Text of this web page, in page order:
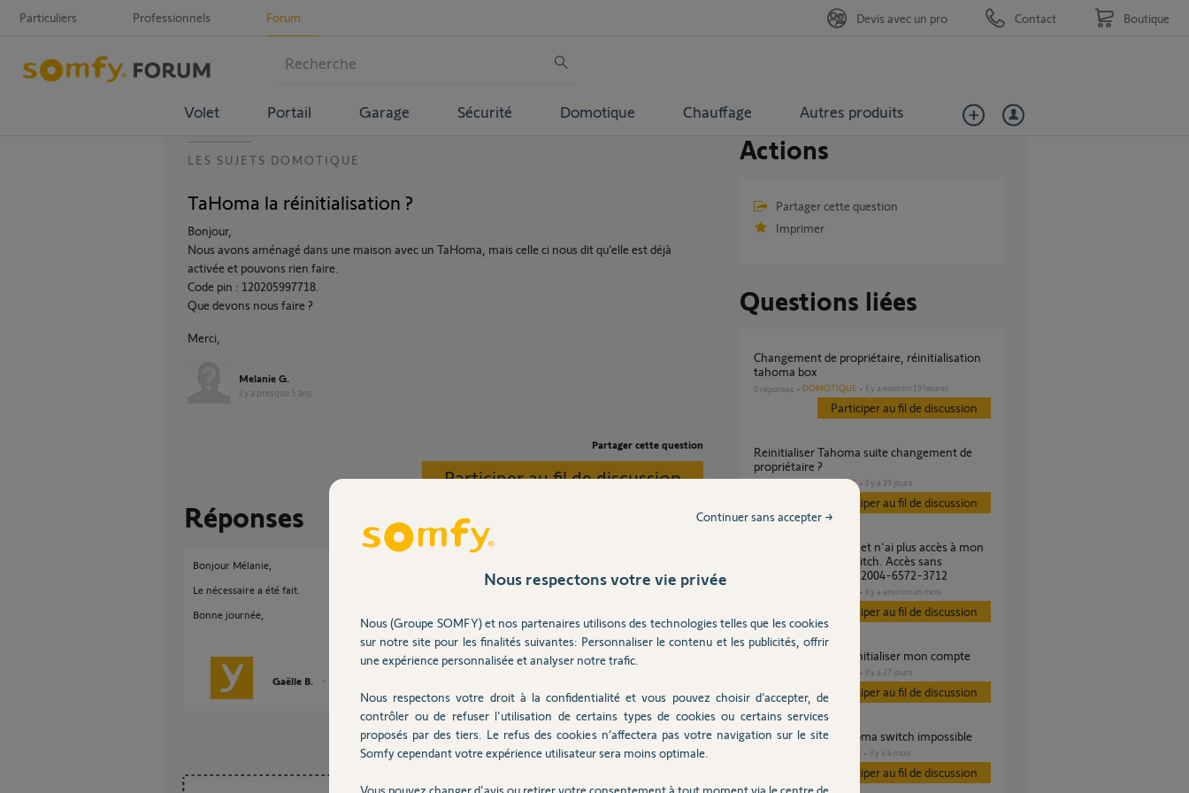
Particuliers Professionnels Forum
Volet Portail Garage Sécurité Domotique Chauffage Autres produits
Devis avec un pro Contact Boutique
LES SUJETS DOMOTIQUE
TaHoma la réinitialisation ?
Bonjour,
Nous avons aménagé dans une maison avec un TaHoma, mais celle ci nous dit qu’elle est déjà
activée et pouvons rien faire.
Code pin : 120205997718.
Que devons nous faire ?
Merci,
Melanie G.
il y a presque 5 ans
Partager cette question
Participer au fil de discussion
Réponses
Bonjour Mélanie,
Le nécessaire a été fait.
Bonne journée,
Gaëlle B.
Actions
Partager cette question
Imprimer
Questions liées
Changement de propriétaire, réinitialisation
tahoma box
0 réponses DOMOTIQUE il y a environ 19 heures
Participer au fil de discussion
Reinitialiser Tahoma suite changement de
propriétaire ?
DOMOTIQUE il y a 29 jours
Participer au fil de discussion
compte TaHoma Switch. Accès sans
réinitialisation ? PIN 2004-6572-3712
il y a environ un mois
Participer au fil de discussion
Tahoma switch : réinitialiser mon compte
il y a 27 jours
Participer au fil de discussion
Réinitialisation Tahoma switch impossible
DOMOTIQUE il y a 4 mois
Participer au fil de discussion
Nous respectons votre vie privée
Nous (Groupe SOMFY) et nos partenaires utilisons des technologies telles que les cookies
sur notre site pour les finalités suivantes: Personnaliser le contenu et les publicités, offrir
une expérience personnalisée et analyser notre trafic.
Nous respectons votre droit à la confidentialité et vous pouvez choisir d’accepter, de
contrôler ou de refuser l'utilisation de certains types de cookies ou certains services
proposés par des tiers. Le refus des cookies n’affectera pas votre navigation sur le site
Somfy cependant votre expérience utilisateur sera moins optimale.
Vous pouvez changer d'avis ou retirer votre consentement à tout moment via le centre de
Continuer sans accepter →